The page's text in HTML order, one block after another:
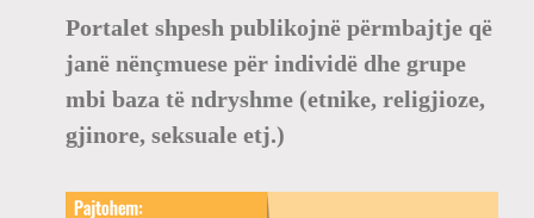
Portalet shpesh publikojnë përmbajtje që
janë nënçmuese për individë dhe grupe
mbi baza të ndryshme (etnike, religjioze,
gjinore, seksuale etj.)